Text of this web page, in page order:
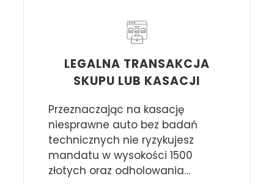
LEGALNA TRANSAKCJA
SKUPU LUB KASACJI
Przeznaczając na kasację
niesprawne auto bez badań
technicznych nie ryzykujesz
mandatu w wysokości 1500
złotych oraz odholowania…